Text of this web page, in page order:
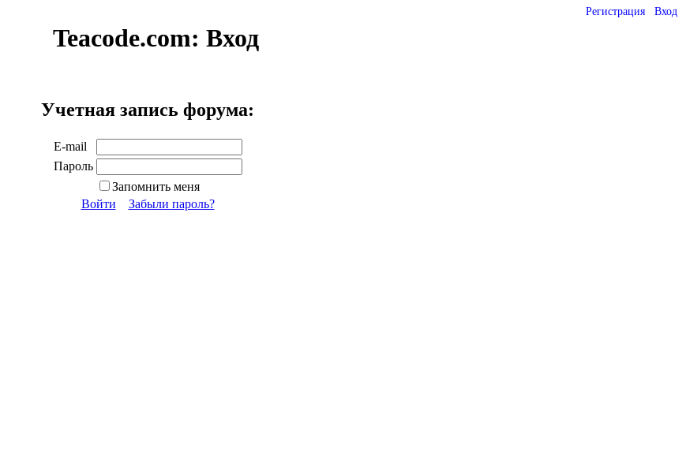
Регистрация Вход
Teacode.com: Вход
Учетная запись форума:
E-mail
Пароль
Запомнить меня
Войти
Забыли пароль?